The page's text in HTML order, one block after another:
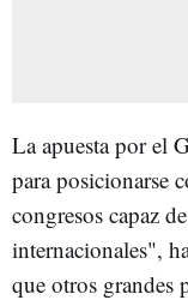
La apuesta por el
para posicionarse
congresos capaz
internacionales",
que otros grandes